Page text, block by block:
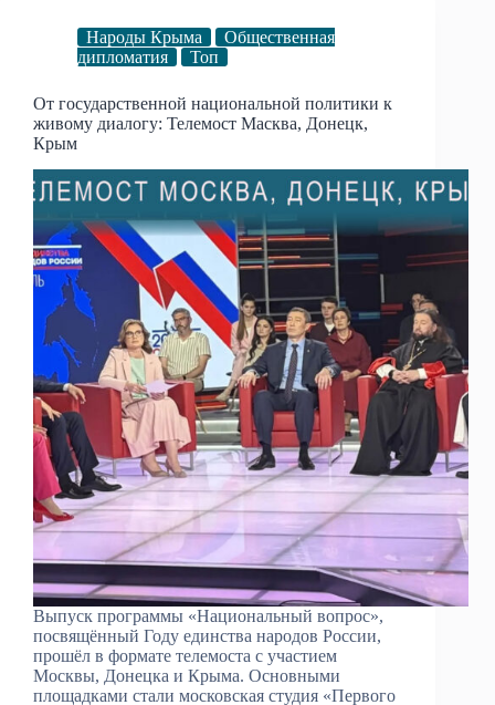
Народы Крыма
Общественная
дипломатия
Топ
От государственной национальной политики к
живому диалогу: Телемост Масква, Донецк,
Крым
Выпуск программы «Национальный вопрос»,
посвящённый Году единства народов России,
прошёл в формате телемоста с участием
Москвы, Донецка и Крыма. Основными
площадками стали московская студия «Первого